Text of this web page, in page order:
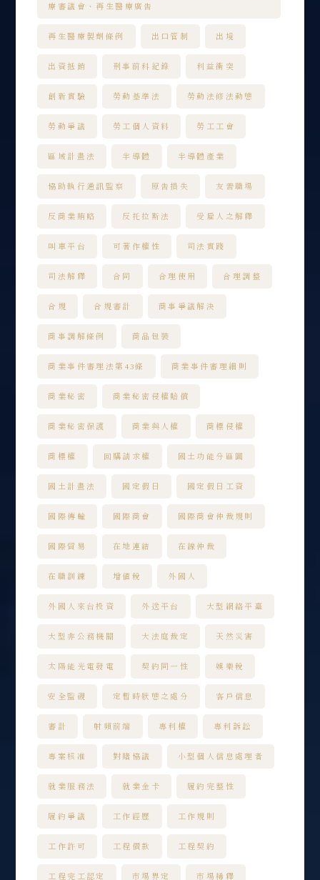
療審議會、再生醫療廣告
再生醫療製劑條例 出口管制 出境
出資抵銷 刑事前科紀錄 利益衝突
創新實驗 勞動基準法 勞動法修法動態
勞動爭議 勞工個人資料 勞工工會
區域計畫法 半導體 半導體產業
協助執行通訊監察 原告損失 友善職場
反商業賄賂 反托拉斯法 受雇人之解釋
叫車平台 可著作權性 司法實踐
司法解釋 合同 合理使用 合理調整
合規 合規審計 商事爭議解決
商事調解條例 商品包裝
商業事件審理法第43條 商業事件審理細則
商業秘密 商業秘密侵權賠償
商業秘密保護 商業與人權 商標侵權
商標權 回購請求權 國土功能分區圖
國土計畫法 國定假日 國定假日工資
國際傳輸 國際商會 國際商會仲裁規則
國際貿易 在地連結 在線仲裁
在職訓練 增值稅 外國人
外國人來台投資 外送平台 大型網絡平臺
大型非公務機關 大法庭裁定 天然災害
太陽能光電發電 契約同一性 娛樂稅
安全監視 定暫時狀態之處分 客戶信息
審計 射頻前端 專利權 專利訴訟
專案核准 對賭協議 小型個人信息處理者
就業服務法 就業金卡 履約完整性
履約爭議 工作經歷 工作規則
工作許可 工程價款 工程契約
工程完工認定 市場界定 市場稀釋